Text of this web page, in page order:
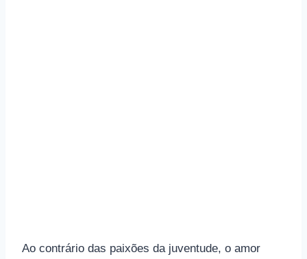
Ao contrário das paixões da juventude, o amor